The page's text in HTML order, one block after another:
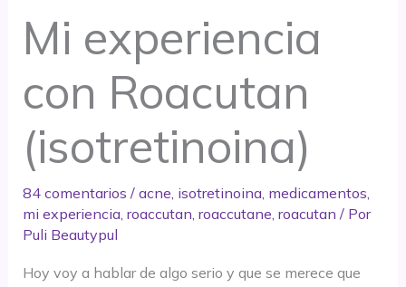
Mi experiencia
con Roacutan
(isotretinoina)
84 comentarios / acne isotretinoina, medicamentos
mi experiencia, roaccutan roaccutane roacutan / Por
Puli Beautypul
Hoy voy a hablar de algo serio y que se merece que